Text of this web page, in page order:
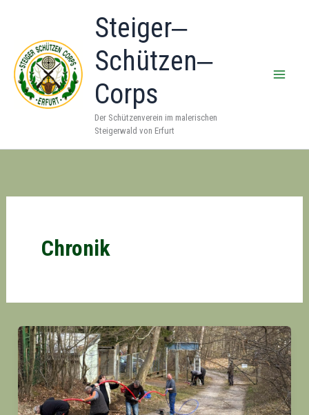
springen
Steiger‒
Schützen‒
Corps
Der Schützenverein im malerischen
Steigerwald von Erfurt
Chronik